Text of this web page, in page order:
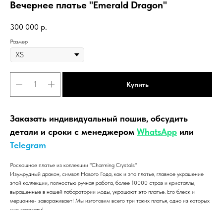
Вечернее платье "Emerald Dragon"
300 000 р.
Размер
Купить
Заказать индивидуальный пошив, обсудить
детали и сроки с менеджером WhatsApp или
Telegram
Роскошное платье из коллекции "Charming Crystals"
Изумрудный дракон, символ Нового Года, как и это платье, главное украшение
этой коллекции, полностью ручная работа, более 10000 страз и кристаллы,
выращенные в нашей лаборатории моды, украшают это платье. Его блеск и
мерцание- завораживает! Мы изготовим всего три таких платья, одно из которых